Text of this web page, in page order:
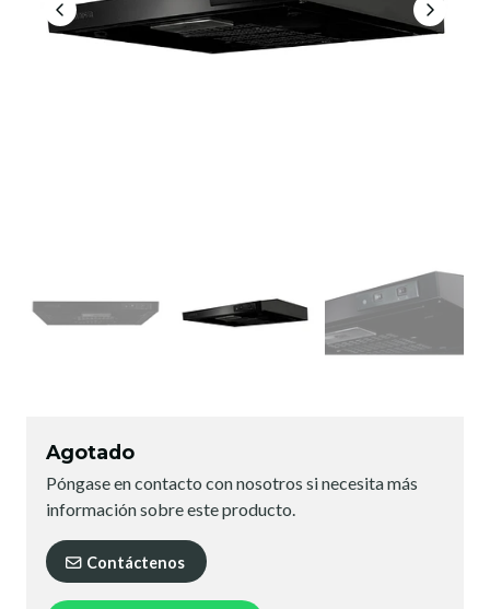
Agotado
Póngase en contacto con nosotros si necesita más
información sobre este producto.
Contáctenos